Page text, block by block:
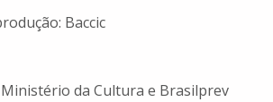
Baccic
da Cultura e Brasilprev